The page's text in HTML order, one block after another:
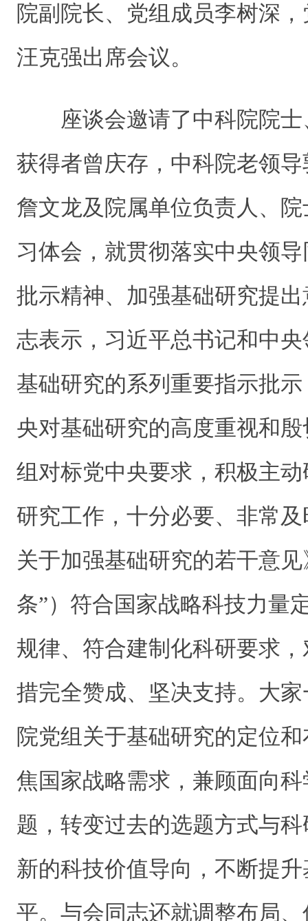
院副院长、党组成员李树深
汪克强出席会议。
座谈会邀请了中科院院士
获得者曾庆存，中科院老领
詹文龙及院属单位负责人、
习体会，就贯彻落实中央领
批示精神、加强基础研究提
志表示，习近平总书记和中
基础研究的系列重要指示批
央对基础研究的高度重视和
组对标党中央要求，积极主
研究工作，十分必要、非常
关于加强基础研究的若干意
条”）符合国家战略科技力量
规律、符合建制化科研要求
措完全赞成、坚决支持。大
院党组关于基础研究的定位
焦国家战略需求，兼顾面向
题，转变过去的选题方式与
新的科技价值导向，不断提
平。与会同志还就调整布局